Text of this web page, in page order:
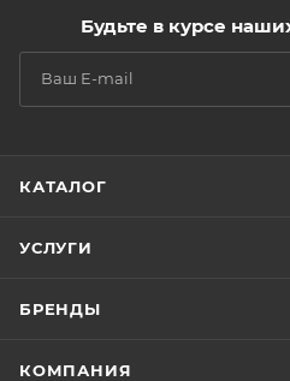
Будьте в курсе
КАТАЛОГ
УСЛУГИ
БРЕНДЫ
КОМПАНИЯ